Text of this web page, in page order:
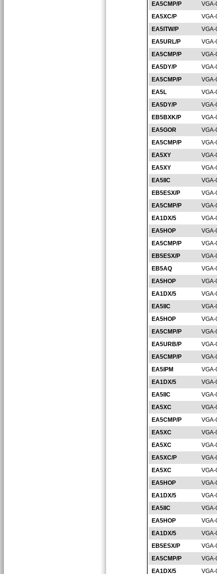
EA5CMP/P
EA5XC/P
EA5ITW/P
EA5URL/P
EA5CMP/P
EA5DY/P
EA5CMP/P
EA5L
EA5DY/P
EB5BXK/P
EA5GOR
EA5CMP/P
EA5XY
EA5XY
EA5IIC
EB5ESX/P
EA5CMP/P
EA1DX/5
EA5HOP
EA5CMP/P
EB5ESX/P
EB5AQ
EA5HOP
EA1DX/5
EA5IIC
EA5HOP
EA5CMP/P
EA5URB/P
EA5CMP/P
EA5IPM
EA1DX/5
EA5IIC
EA5XC
EA5CMP/P
EA5XC
EA5XC
EA5XC/P
EA5XC
EA5HOP
EA1DX/5
EA5IIC
EA5HOP
EA1DX/5
EB5ESX/P
EA5CMP/P
EA1DX/5